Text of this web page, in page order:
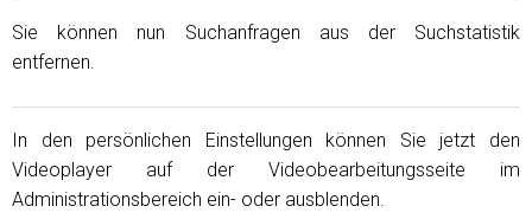
Sie können nun Suchanfragen aus der Suchstatistik
entfernen.
In den persönlichen Einstellungen können Sie jetzt den
Videoplayer auf der Videobearbeitungsseite im
Administrationsbereich ein- oder ausblenden.